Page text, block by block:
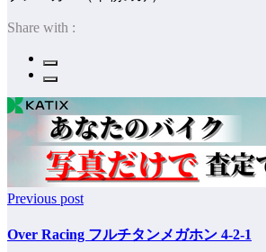
Share with :
Previous post
Over Racing フルチタンメガホン 4-2-1